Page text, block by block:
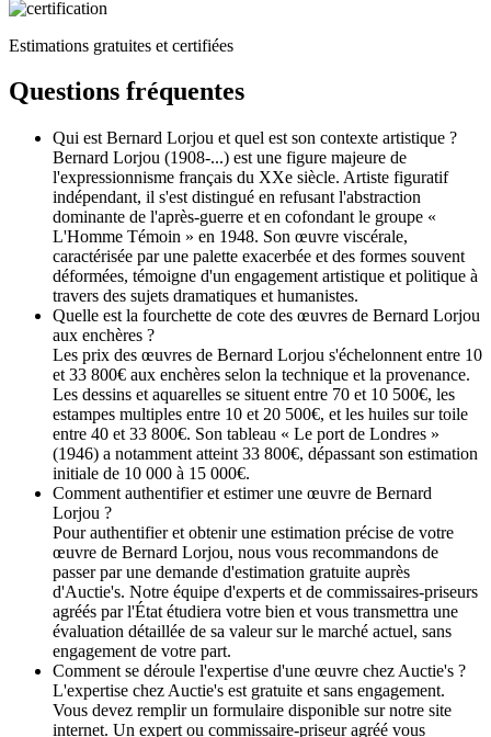
Estimations gratuites et certifiées
Questions fréquentes
Qui est Bernard Lorjou et quel est son contexte artistique ?
Bernard Lorjou (1908-...) est une figure majeure de
l'expressionnisme français du XXe siècle. Artiste figuratif
indépendant, il s'est distingué en refusant l'abstraction
dominante de l'après-guerre et en cofondant le groupe «
L'Homme Témoin » en 1948. Son œuvre viscérale,
caractérisée par une palette exacerbée et des formes souvent
déformées, témoigne d'un engagement artistique et politique à
travers des sujets dramatiques et humanistes.
Quelle est la fourchette de cote des œuvres de Bernard Lorjou
aux enchères ?
Les prix des œuvres de Bernard Lorjou s'échelonnent entre 10
et 33 800€ aux enchères selon la technique et la provenance.
Les dessins et aquarelles se situent entre 70 et 10 500€, les
estampes multiples entre 10 et 20 500€, et les huiles sur toile
entre 40 et 33 800€. Son tableau « Le port de Londres »
(1946) a notamment atteint 33 800€, dépassant son estimation
initiale de 10 000 à 15 000€.
Comment authentifier et estimer une œuvre de Bernard
Lorjou ?
Pour authentifier et obtenir une estimation précise de votre
œuvre de Bernard Lorjou, nous vous recommandons de
passer par une demande d'estimation gratuite auprès
d'Auctie's. Notre équipe d'experts et de commissaires-priseurs
agréés par l'État étudiera votre bien et vous transmettra une
évaluation détaillée de sa valeur sur le marché actuel, sans
engagement de votre part.
Comment se déroule l'expertise d'une œuvre chez Auctie's ?
L'expertise chez Auctie's est gratuite et sans engagement.
Vous devez remplir un formulaire disponible sur notre site
internet. Un expert ou commissaire-priseur agréé vous